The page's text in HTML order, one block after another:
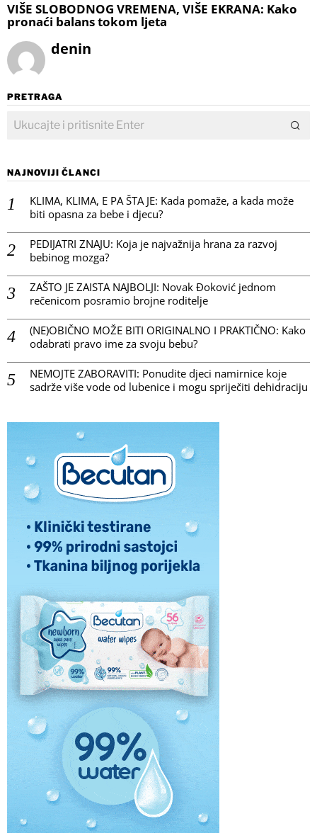
VIŠE SLOBODNOG VREMENA, VIŠE EKRANA: Kako
pronaći balans tokom ljeta
denin
PRETRAGA
NAJNOVIJI ČLANCI
KLIMA, KLIMA, E PA ŠTA JE: Kada pomaže, a kada može
biti opasna za bebe i djecu?
PEDIJATRI ZNAJU: Koja je najvažnija hrana za razvoj
bebinog mozga?
ZAŠTO JE ZAISTA NAJBOLJI: Novak Đoković jednom
rečenicom posramio brojne roditelje
(NE)OBIČNO MOŽE BITI ORIGINALNO I PRAKTIČNO: Kako
odabrati pravo ime za svoju bebu?
NEMOJTE ZABORAVITI: Ponudite djeci namirnice koje
sadrže više vode od lubenice i mogu spriječiti dehidraciju